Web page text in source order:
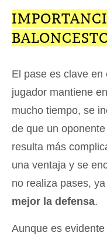
El pase es clave
jugador mantiene
mucho tiempo, se
de que un
resulta más
una ventaja y se
no realiza pases,
mejor la defensa.
Aunque es